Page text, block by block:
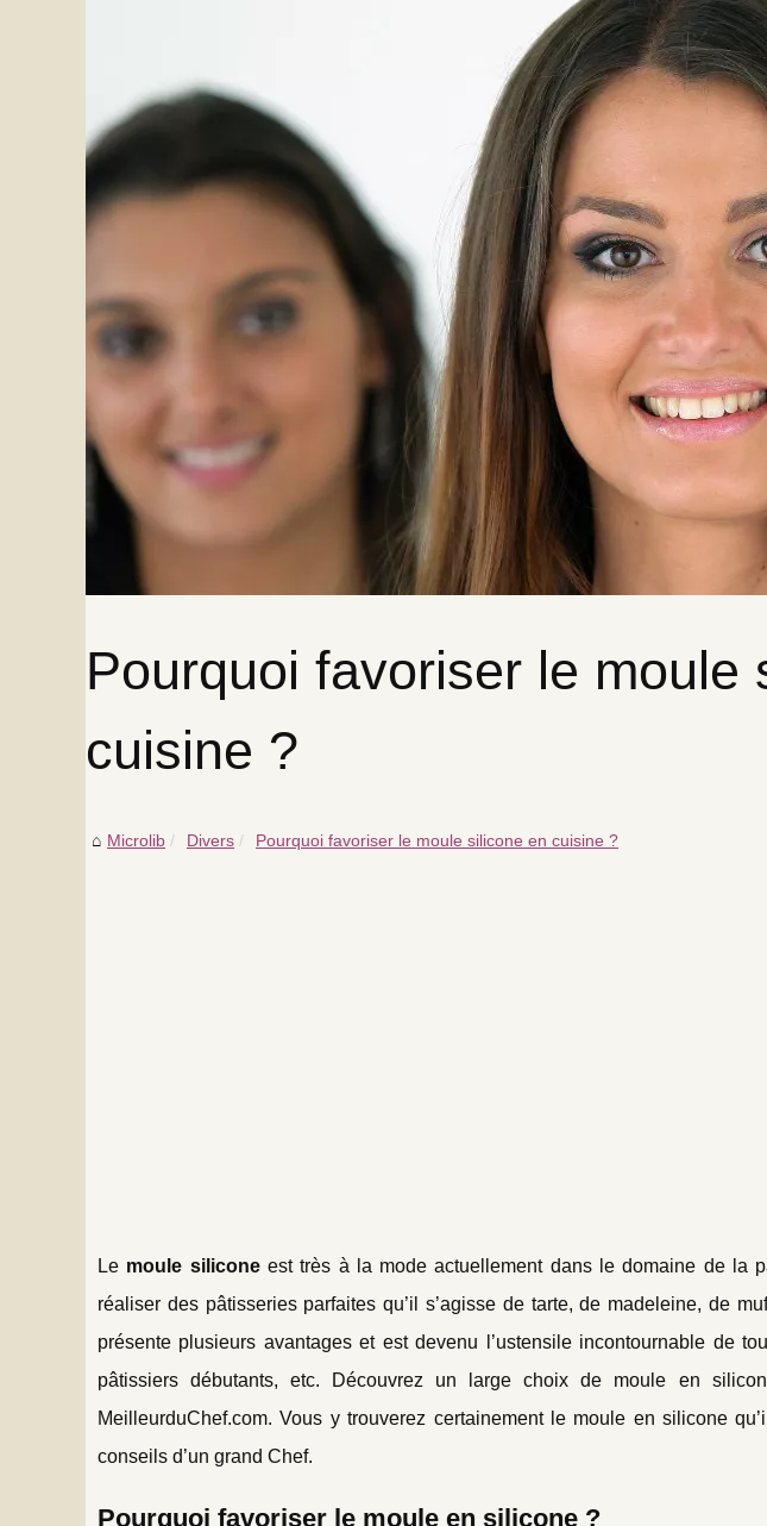
Pourquoi favoriser le moule
cuisine ?
Microlib Divers Pourquoi favoriser le moule silicone en cuisine ?
Le moule siliconeest très à la mode actuellement dans le domaine de la
réaliser des pâtisseries parfaites qu’il s’agisse de tarte, de madeleine, de
présente plusieurs avantages et est devenu l’ustensile incontournable de
pâtissiers débutants, etc. Découvrez un large choix de moule en
MeilleurduChef.com. Vous y trouverez certainement le moule en silicone
conseils d’un grand Chef.
Pourquoi favoriser le moule en silicone ?